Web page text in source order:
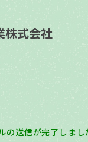
株式会社
の送信が完了しまし